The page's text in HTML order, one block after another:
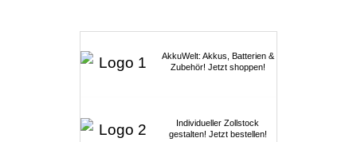
AkkuWelt: Akkus, Batterien &
Zubehör! Jetzt shoppen!
Individueller Zollstock
gestalten! Jetzt bestellen!